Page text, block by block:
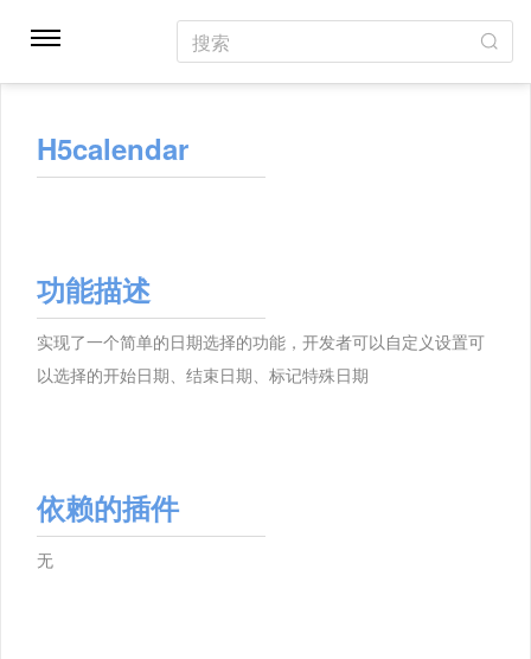
搜索
H5calendar
功能描述
实现了一个简单的日期选择的功能，开发者可以自定义设置可
以选择的开始日期、结束日期、标记特殊日期
依赖的插件
无